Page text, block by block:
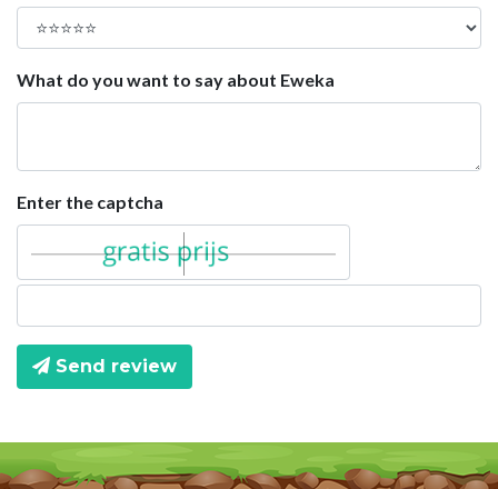
What do you want to say about Eweka
Enter the captcha
Send review